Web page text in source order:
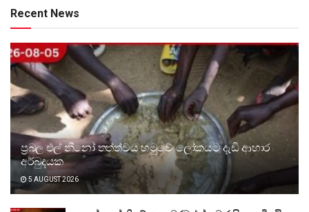
Recent News
ප්‍රබල එල් නීනෝ තත්ත්වය හමුවේ ලෝකයට දැඩි ආහාර
අර්බුදයක
5 AUGUST 2026